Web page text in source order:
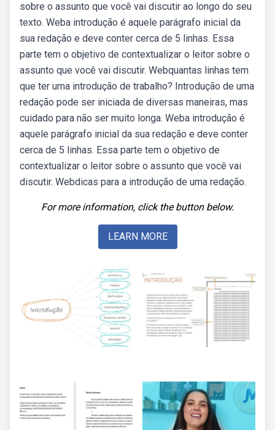
sobre o assunto que você vai discutir ao longo do seu
texto. Weba introdução é aquele parágrafo inicial da
sua redação e deve conter cerca de 5 linhas. Essa
parte tem o objetivo de contextualizar o leitor sobre o
assunto que você vai discutir. Webquantas linhas tem
que ter uma introdução de trabalho? Introdução de uma
redação pode ser iniciada de diversas maneiras, mas
cuidado para não ser muito longa. Weba introdução é
aquele parágrafo inicial da sua redação e deve conter
cerca de 5 linhas. Essa parte tem o objetivo de
contextualizar o leitor sobre o assunto que você vai
discutir. Webdicas para a introdução de uma redação.
For more information, click the button below.
LEARN MORE